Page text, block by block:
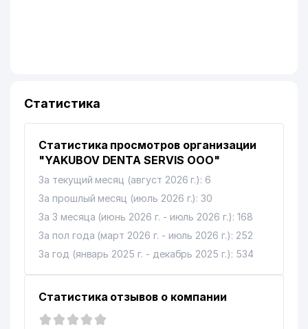
Статистика
Статистика просмотров организации
"YAKUBOV DENTA SERVIS ООО"
За текущий месяц (август 2026 г.): 6
За прошлый месяц (июль 2026 г.): 30
За 3 месяца (июнь 2026 г. - июль 2026 г.): 168
За пол года (март 2026 г. - июль 2026 г.): 252
За год (январь 2025 г. - декабрь 2025 г.): 534
Статистика отзывов о компании